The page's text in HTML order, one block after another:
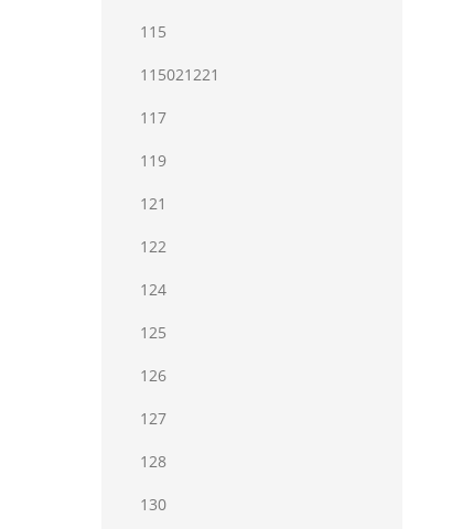
115
115021221
117
119
121
122
124
125
126
127
128
130